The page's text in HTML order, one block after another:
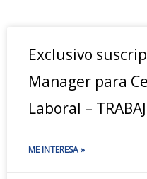
Exclusivo
Manager para
Laboral –
ME INTERESA »